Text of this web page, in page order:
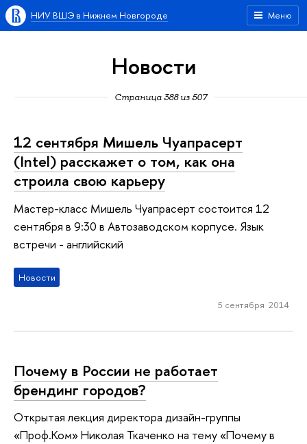
Меню
НИУ ВШЭ в Нижнем Новгороде
Новости
Страница 388 из 507
12 сентября Мишель Чуапрасерт
(Intel) расскажет о том, как она
строила свою карьеру
Мастер-класс Мишель Чуапрасерт состоится 12
сентября в 9:30 в Автозаводском корпусе. Язык
встречи - английский
Новости
5 сентября 2014
Почему в России не работает
брендинг городов?
Открытая лекция директора дизайн-группы
«Проф.Ком» Николая Ткаченко на тему «Почему в